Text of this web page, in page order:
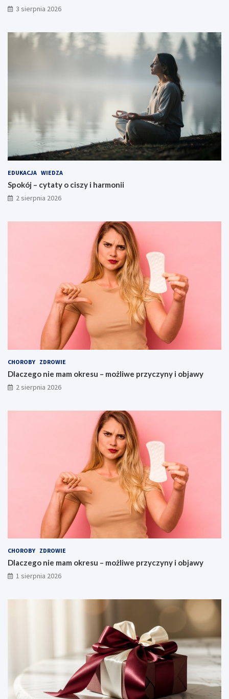
3 sierpnia 2026
EDUKACJA WIEDZA
Spokój – cytaty o ciszy i harmonii
2 sierpnia 2026
CHOROBY ZDROWIE
Dlaczego nie mam okresu – możliwe przyczyny i objawy
2 sierpnia 2026
CHOROBY ZDROWIE
Dlaczego nie mam okresu – możliwe przyczyny i objawy
1 sierpnia 2026